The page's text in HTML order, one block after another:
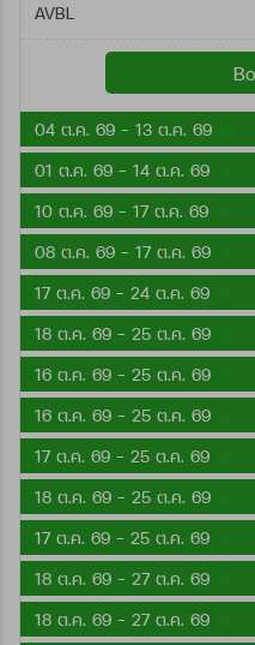
AVBL
04 ต.ค. 69 - 13 ต.ค. 69
01 ต.ค. 69 - 14 ต.ค. 69
10 ต.ค. 69 - 17 ต.ค. 69
08 ต.ค. 69 - 17 ต.ค. 69
17 ต.ค. 69 - 24 ต.ค. 69
18 ต.ค. 69 - 25 ต.ค. 69
16 ต.ค. 69 - 25 ต.ค. 69
16 ต.ค. 69 - 25 ต.ค. 69
17 ต.ค. 69 - 25 ต.ค. 69
18 ต.ค. 69 - 25 ต.ค. 69
17 ต.ค. 69 - 25 ต.ค. 69
18 ต.ค. 69 - 27 ต.ค. 69
18 ต.ค. 69 - 27 ต.ค. 69